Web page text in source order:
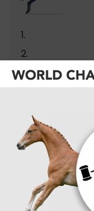
1.
2.
3.
+2
4.
-1
6.
+3
7.
-1
-1
-1
10.